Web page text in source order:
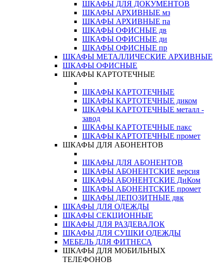
ШКАФЫ ДЛЯ ДОКУМЕНТОВ
ШКАФЫ АРХИВНЫЕ мз
ШКАФЫ АРХИВНЫЕ па
ШКАФЫ ОФИСНЫЕ дв
ШКАФЫ ОФИСНЫЕ ди
ШКАФЫ ОФИСНЫЕ пр
ШКАФЫ МЕТАЛЛИЧЕСКИЕ АРХИВНЫЕ
ШКАФЫ ОФИСНЫЕ
ШКАФЫ КАРТОТЕЧНЫЕ
ШКАФЫ КАРТОТЕЧНЫЕ
ШКАФЫ КАРТОТЕЧНЫЕ диком
ШКАФЫ КАРТОТЕЧНЫЕ металл -
завод
ШКАФЫ КАРТОТЕЧНЫЕ пакс
ШКАФЫ КАРТОТЕЧНЫЕ промет
ШКАФЫ ДЛЯ АБОНЕНТОВ
ШКАФЫ ДЛЯ АБОНЕНТОВ
ШКАФЫ АБОНЕНТСКИЕ версия
ШКАФЫ АБОНЕНТСКИЕ ДиКом
ШКАФЫ АБОНЕНТСКИЕ промет
ШКАФЫ ДЕПОЗИТНЫЕ двк
ШКАФЫ ДЛЯ ОДЕЖДЫ
ШКАФЫ СЕКЦИОННЫЕ
ШКАФЫ ДЛЯ РАЗДЕВАЛОК
ШКАФЫ ДЛЯ СУШКИ ОДЕЖДЫ
МЕБЕЛЬ ДЛЯ ФИТНЕСА
ШКАФЫ ДЛЯ МОБИЛЬНЫХ
ТЕЛЕФОНОВ